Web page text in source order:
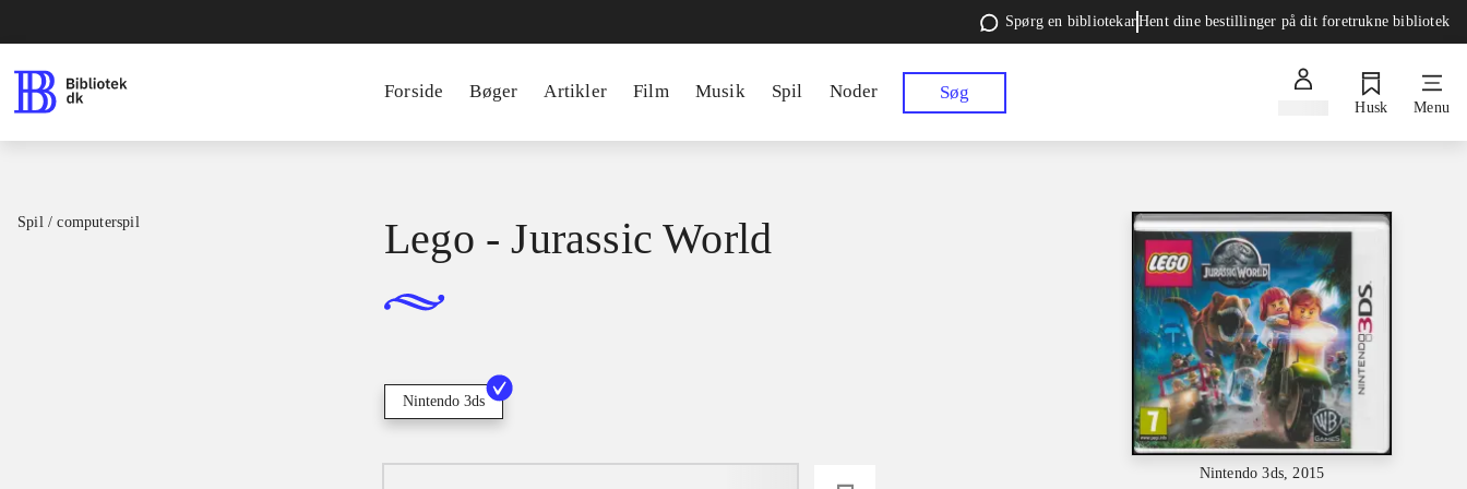
Spørg en bibliotekarHent dine bestillinger på dit foretrukne bibliotek
Forside Bøger Artikler Film Musik Spil Noder Søg
Husk Menu
Spil / computerspil
Nintendo 3ds, 2015
Lego - Jurassic World
Nintendo 3ds